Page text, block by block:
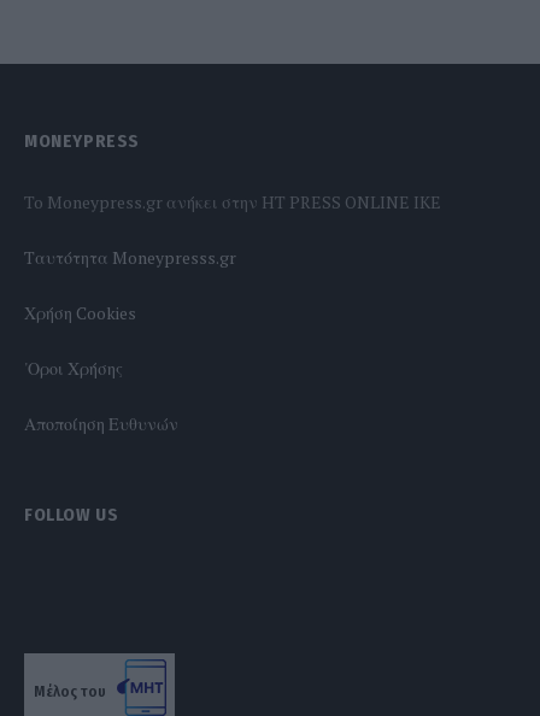
MONEYPRESS
To Moneypress.gr ανήκει στην HT PRESS ONLINE IKE
Tαυτότητα Moneypresss.gr
Χρήση Cookies
'Οροι Χρήσης
Αποποίηση Ευθυνών
FOLLOW US
Μέλος του